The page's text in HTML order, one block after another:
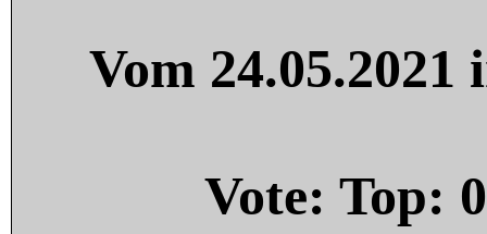
Vom
Vote: Top: 0